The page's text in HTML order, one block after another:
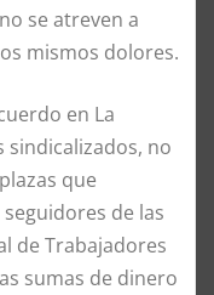
se atreven a
mismos dolores.
en La
sindicalizados, no
que
de las
de Trabajadores
sumas de dinero